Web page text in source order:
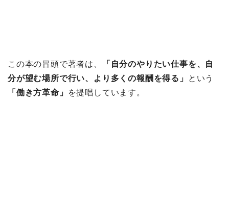
この本の冒頭で著者は、
「自分のやりたい仕事を、自
分が望む場所で行い、より多くの報酬を得る」
という
「働き方革命」
を提唱しています。